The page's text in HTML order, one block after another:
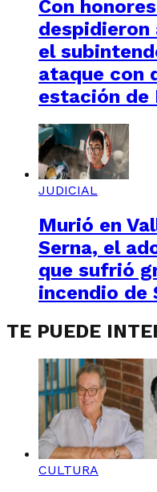
Con
despidieron
el
ataque con
estación de
JUDICIAL
Murió en
Serna, el
que sufrió
incendio de
TE PUEDE
CULTURA